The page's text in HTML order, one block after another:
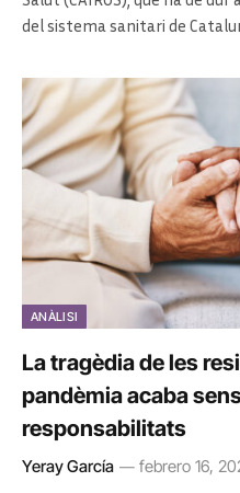
del sistema sanitari de
ANÀLISI
La tragèdia de les
pandèmia acaba
responsabilitats
Yeray García febrero 16,